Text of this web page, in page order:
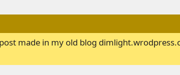
made in my old blog